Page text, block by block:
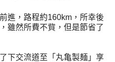
進，路程約160km，所幸後
雖然所費不貲，但是節省了
下交流道至「丸亀製麺」享